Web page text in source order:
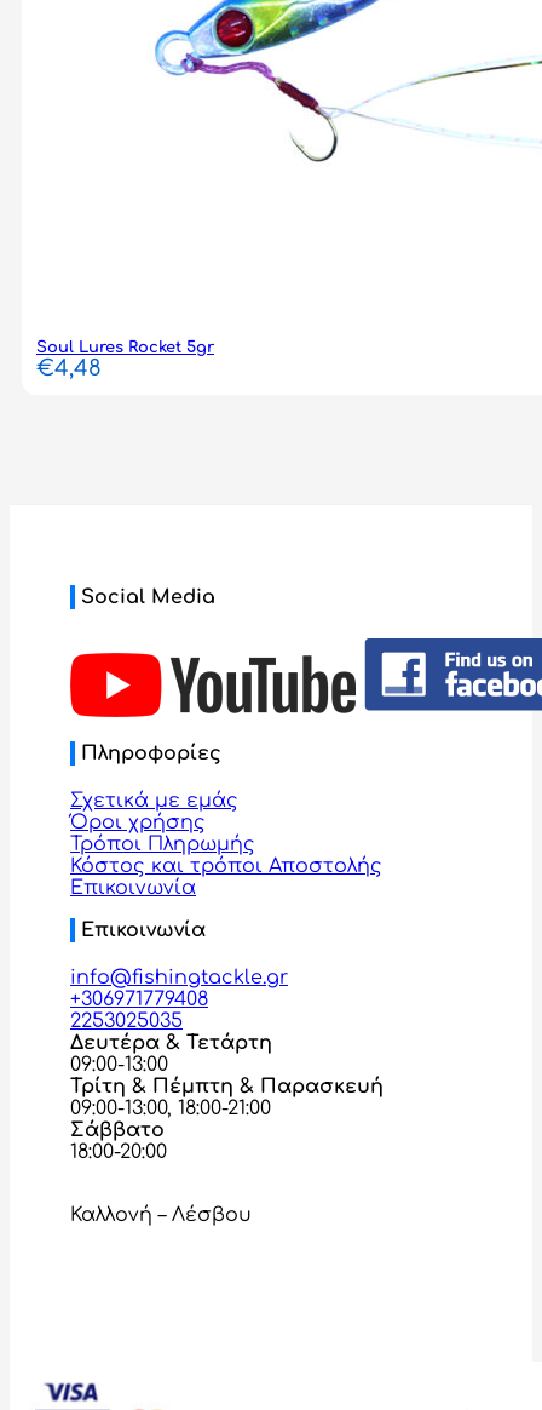
Soul Lures Rocket 5gr
€4,48
Social Media
Πληροφορίες
Σχετικά με εμάς
Όροι χρήσης
Τρόποι Πληρωμής
Κόστος και τρόποι Αποστολής
Επικοινωνία
Επικοινωνία
info@fishingtackle.gr
+306971779408
2253025035
Δευτέρα & Τετάρτη
09:00-13:00
Τρίτη & Πέμπτη & Παρασκευή
09:00-13:00, 18:00-21:00
Σάββατο
18:00-20:00
Καλλονή – Λέσβου